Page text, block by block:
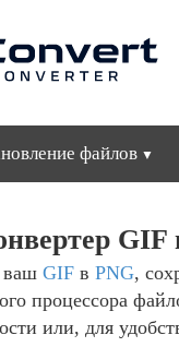
файлов
GIF
ваш GIF в PNG,
процессора
или, для